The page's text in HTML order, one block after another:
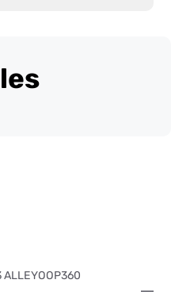
ALLEYOOP360